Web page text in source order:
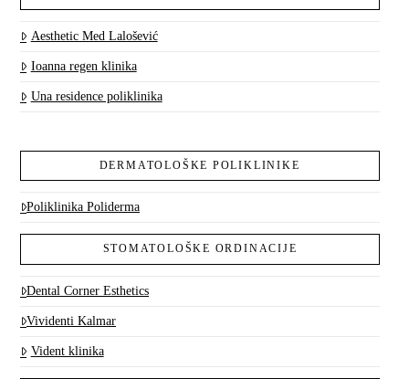
Aesthetic Med Lalošević
Ioanna regen klinika
Una residence poliklinika
DERMATOLOŠKE POLIKLINIKE
Poliklinika Poliderma
STOMATOLOŠKE ORDINACIJE
Dental Corner Esthetics
Vividenti Kalmar
Vident klinika